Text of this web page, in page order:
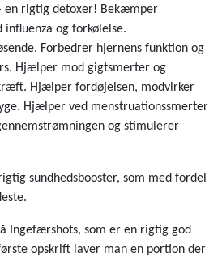
en rigtig detoxer! Bekæmper
og forkølelse.
Forbedrer hjernens funktion og
Hjælper mod gigtsmerter og
Hjælper fordøjelsen, modvirker
Hjælper ved menstruationssmerter
og stimulerer
sundhedsbooster, som med fordel
Ingefærshots, som er en rigtig god
opskrift laver man en portion der